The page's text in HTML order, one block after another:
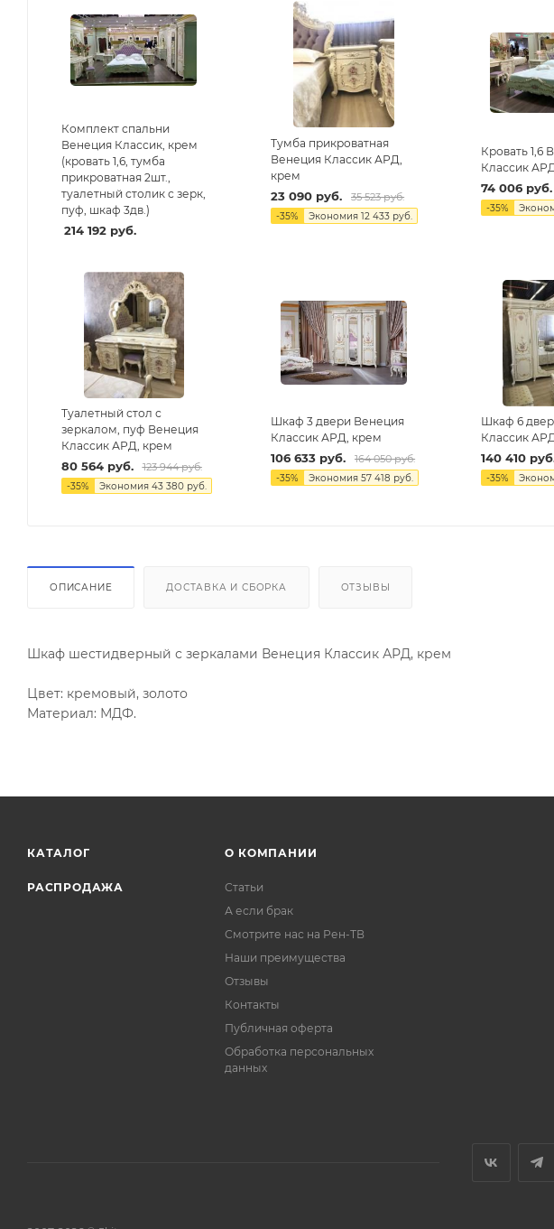
Комплект спальни
Венеция Классик, крем
(кровать 1,6, тумба
прикроватная 2шт.,
туалетный столик с зерк,
пуф, шкаф 3дв.)
214 192руб.
Тумба прикроватная
Венеция Классик АРД,
крем
23 090 руб. 35 523руб.
-35% Экономия12 433 руб.
Кровать 1,6
Классик
74 006руб.
-35%
Туалетный стол с
зеркалом, пуф Венеция
Классик АРД, крем
80 564руб. 123 944руб.
-35% Экономия 43 380руб.
Шкаф 3 двери Венеция
Классик АРД, крем
106 633 руб. 164 050руб.
-35% Экономия57 418 руб.
Шкаф 6
Классик
140 410
-35%
ОПИСАНИЕ ДОСТАВКА И СБОРКА ОТЗЫВЫ
Шкаф шестидверный с зеркалами Венеция Классик АРД, крем
Цвет: кремовый, золото
Материал: МДФ.
КАТАЛОГ
РАСПРОДАЖА
О КОМПАНИИ
Статьи
А если брак
Смотрите нас на Рен-ТВ
Наши преимущества
Отзывы
Контакты
Публичная оферта
Обработка персональных
данных